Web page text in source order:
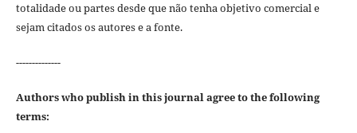
totalidade ou partes desde que não tenha objetivo comercial e
sejam citados os autores e a fonte.
--------------
Authors who publish in this journal agree to the following
terms: